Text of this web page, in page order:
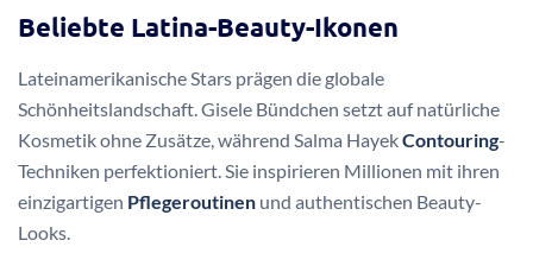
Beliebte Latina-Beauty-Ikonen
Lateinamerikanische Stars prägen die globale
Schönheitslandschaft. Gisele Bündchen setzt auf natürliche
Kosmetik ohne Zusätze, während Salma HayekContouring-
Techniken perfektioniert. Sie inspirieren Millionen mit ihren
einzigartigen Pflegeroutinen und authentischen Beauty-
Looks.